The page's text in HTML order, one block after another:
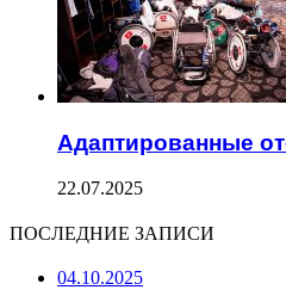
Адаптированные
22.07.2025
ПОСЛЕДНИЕ ЗАПИСИ
04.10.2025